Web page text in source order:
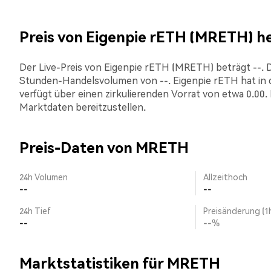
Preis von Eigenpie rETH (MRETH)
Der Live-Preis von Eigenpie rETH (MRETH) beträgt --
Stunden-Handelsvolumen von --. Eigenpie rETH hat
verfügt über einen zirkulierenden Vorrat von etwa
Marktdaten bereitzustellen.
Preis-Daten von MRETH
24h Volumen
--
Allzeithoch
--
24h Tief
--
Preisänderung
--%
Marktstatistiken für MRETH